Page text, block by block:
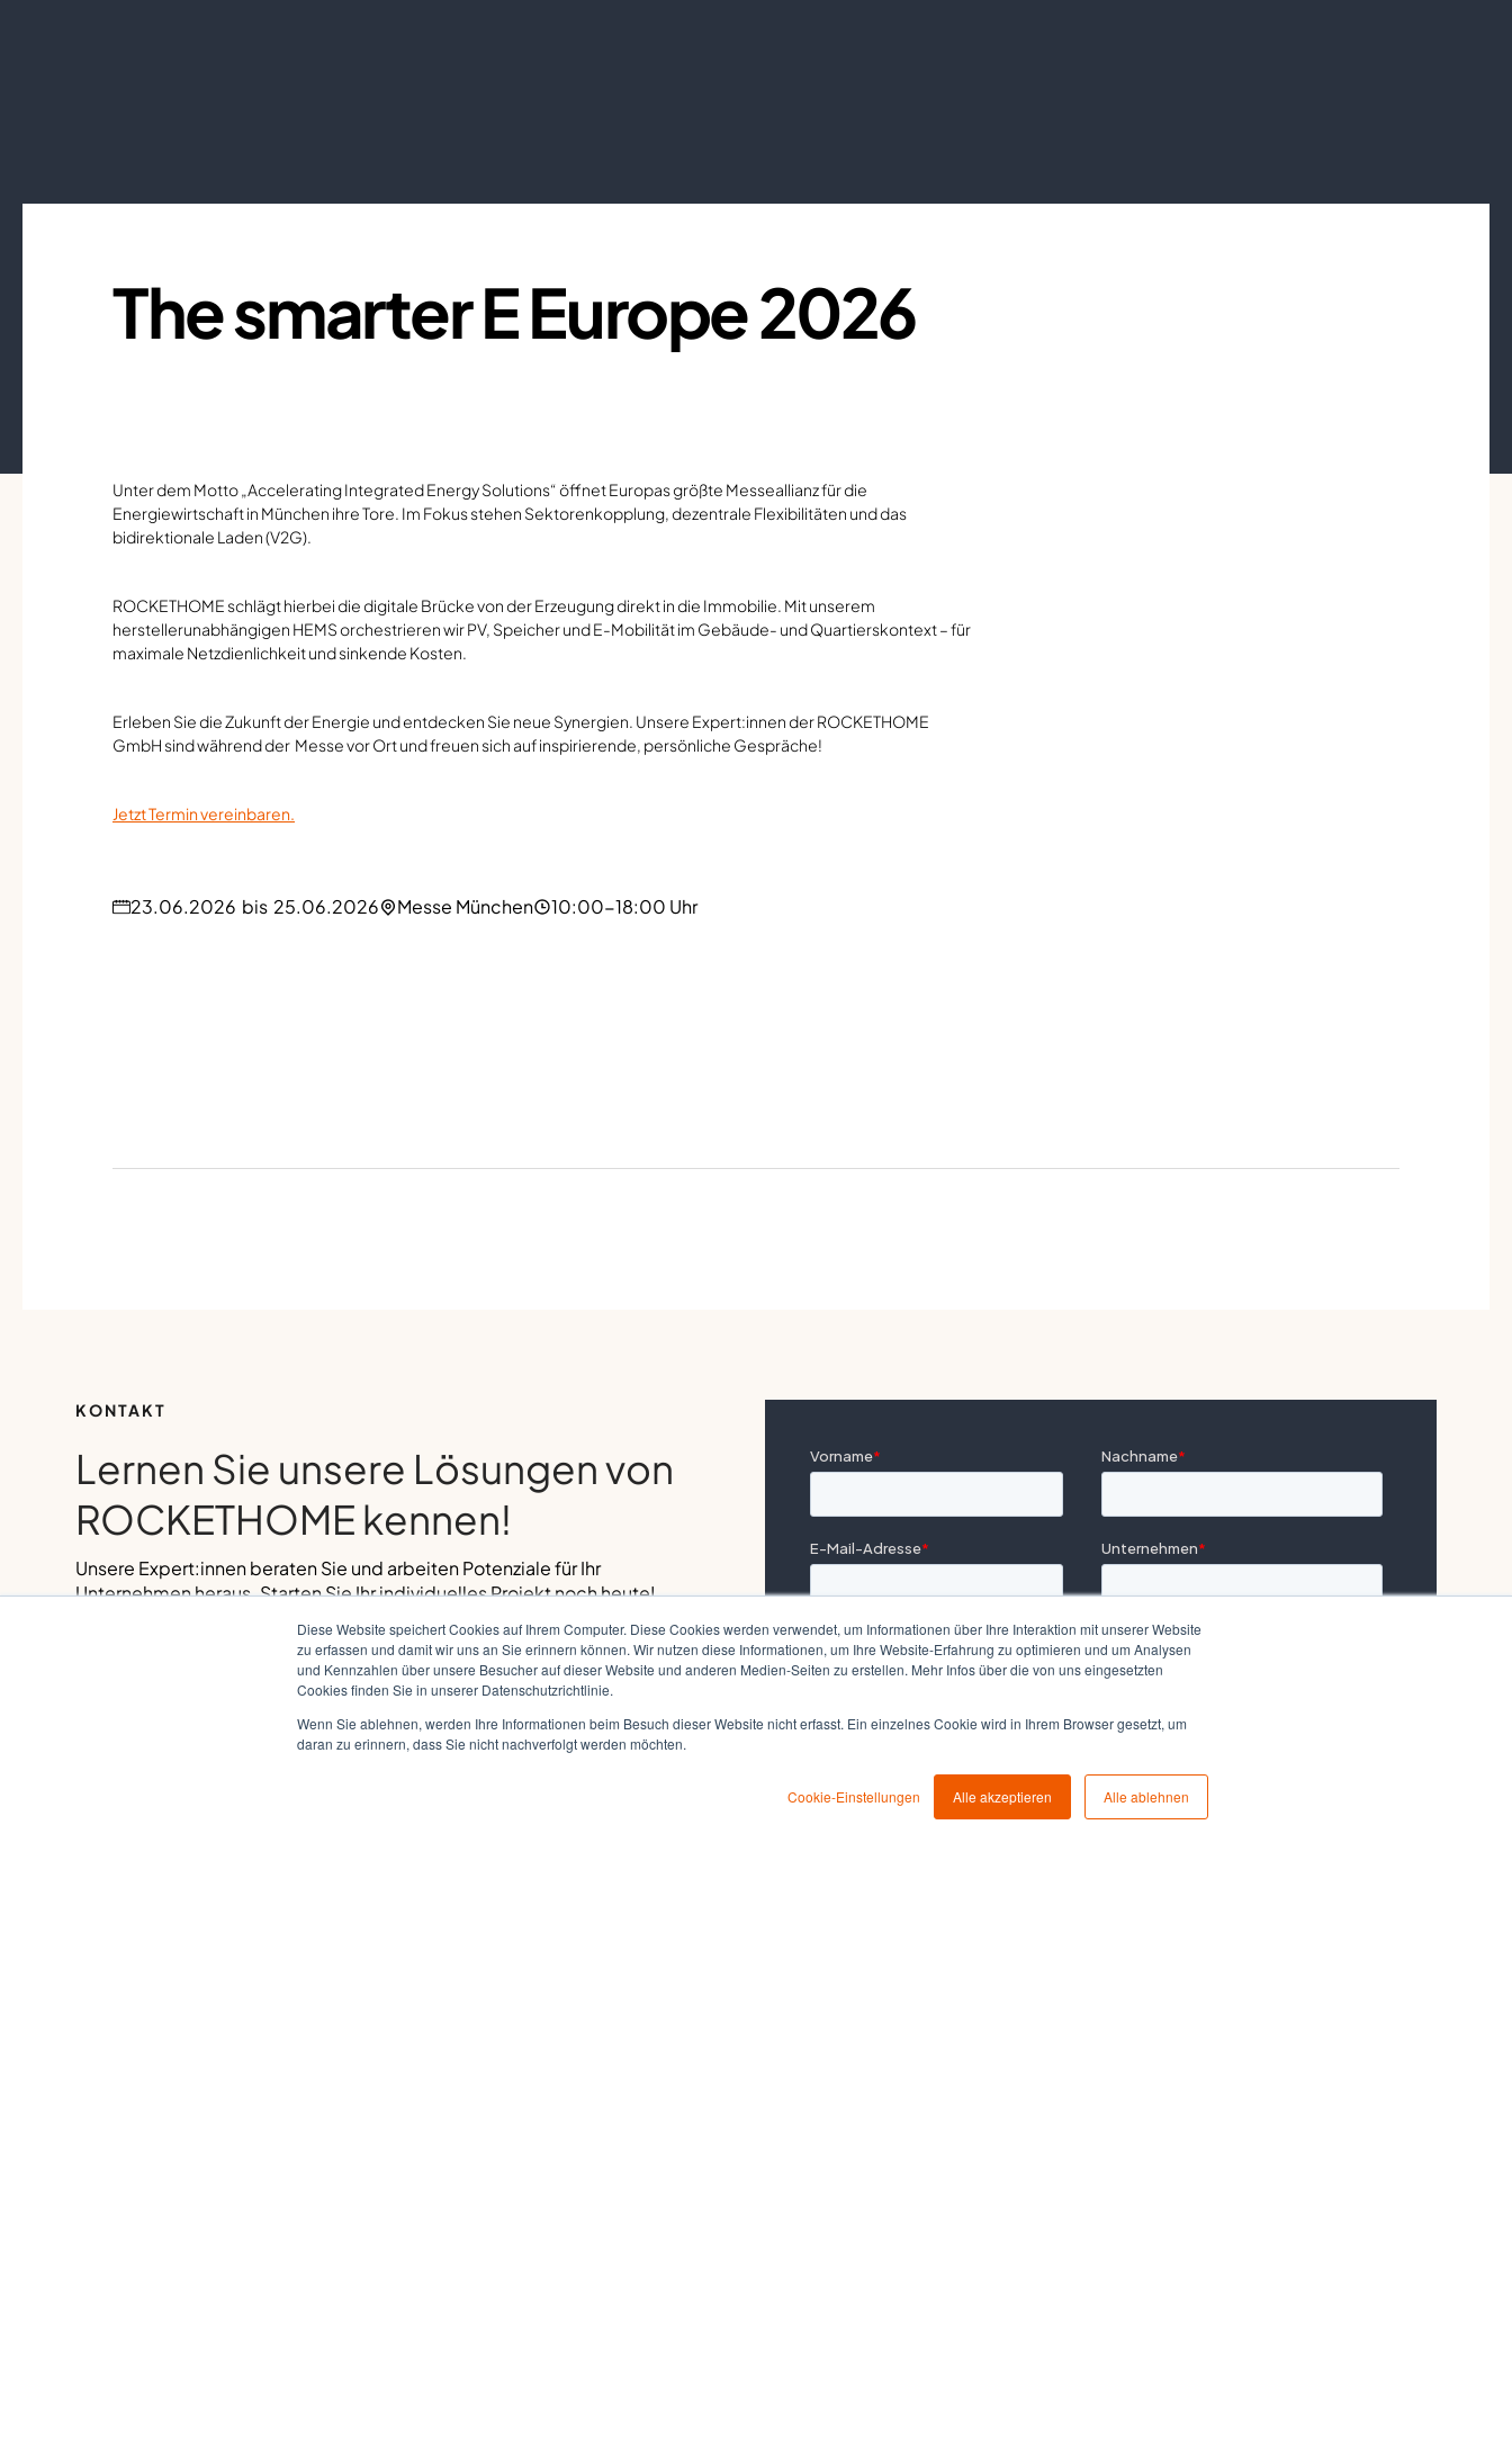
Diese Website speichert Cookies auf Ihrem Computer. Diese Cookies werden verwendet, um Informationen über Ihre Interaktion mit unserer Website
zu erfassen und damit wir uns an Sie erinnern können. Wir nutzen diese Informationen, um Ihre Website-Erfahrung zu optimieren und um Analysen
und Kennzahlen über unsere Besucher auf dieser Website und anderen Medien-Seiten zu erstellen. Mehr Infos über die von uns eingesetzten
Cookies finden Sie in unserer Datenschutzrichtlinie.
Wenn Sie ablehnen, werden Ihre Informationen beim Besuch dieser Website nicht erfasst. Ein einzelnes Cookie wird in Ihrem Browser gesetzt, um
daran zu erinnern, dass Sie nicht nachverfolgt werden möchten.
Cookie-Einstellungen Alle akzeptieren Alle ablehnen
The smarter E Europe 2026
Unter dem Motto „Accelerating Integrated Energy Solutions“ öffnet Europas größte Messeallianz für die
Energiewirtschaft in München ihre Tore. Im Fokus stehen Sektorenkopplung, dezentrale Flexibilitäten und das
bidirektionale Laden (V2G).
ROCKETHOME schlägt hierbei die digitale Brücke von der Erzeugung direkt in die Immobilie. Mit unserem
herstellerunabhängigen HEMS orchestrieren wir PV, Speicher und E-Mobilität im Gebäude- und Quartierskontext – für
maximale Netzdienlichkeit und sinkende Kosten.
Erleben Sie die Zukunft der Energie und entdecken Sie neue Synergien. Unsere Expert:innen der ROCKETHOME
GmbH sind während der Messe vor Ort und freuen sich auf inspirierende, persönliche Gespräche!
Jetzt Termin vereinbaren.
23.06.2026 bis 25.06.2026 Messe München 10:00-18:00 Uhr
KONTAKT
Lernen Sie unsere Lösungen von
ROCKETHOME kennen!
Unsere Expert:innen beraten Sie und arbeiten Potenziale für Ihr
Unternehmen heraus. Starten Sie Ihr individuelles Projekt noch heute!
Ihr individuelles Projekt mit unserem Co-Creation-Programm starten: Kickstart.
Vom Building Planning bis zur Installation – unser Service ist garantiert.
Projekt abgeschlossen? Bei Betrieb, Wartung und Support sind wir für Sie da.